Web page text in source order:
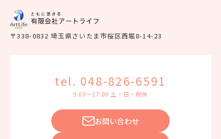
個人情報の第三者への開示・提供の禁止
当法人は、お客さまよりお預かりした個人情報を適切
お客さまの同意がある場合
お客さまが希望されるサービスを行なうために当
法人が業務を委託する業者に対して開示する場合
法令に基づき開示することが必要である場合
個人情報の安全対策
〒338-0832 埼玉県さいたま市桜区西堀8-14-23
tel. 048-826-6591
9:00～17:00 土・日・祝休
お問い合わせ